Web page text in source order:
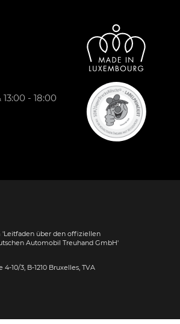
- 18:00
über den offiziellen
Automobil Treuhand GmbH'
10/3, B-1210 Bruxelles, TVA